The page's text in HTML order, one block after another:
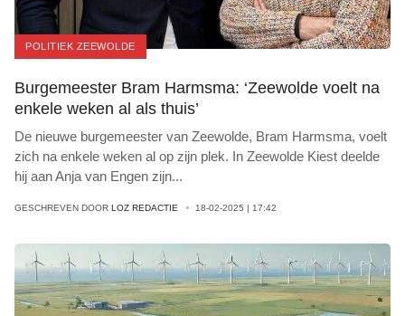
POLITIEK ZEEWOLDE
Burgemeester Bram Harmsma: ‘Zeewolde voelt na
enkele weken al als thuis’
De nieuwe burgemeester van Zeewolde, Bram Harmsma, voelt
zich na enkele weken al op zijn plek. In Zeewolde Kiest deelde
hij aan Anja van Engen zijn...
GESCHREVEN DOOR LOZ REDACTIE 18-02-2025 | 17:42